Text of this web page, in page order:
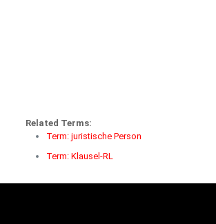
Related Terms:
Term: juristische Person
Term: Klausel-RL